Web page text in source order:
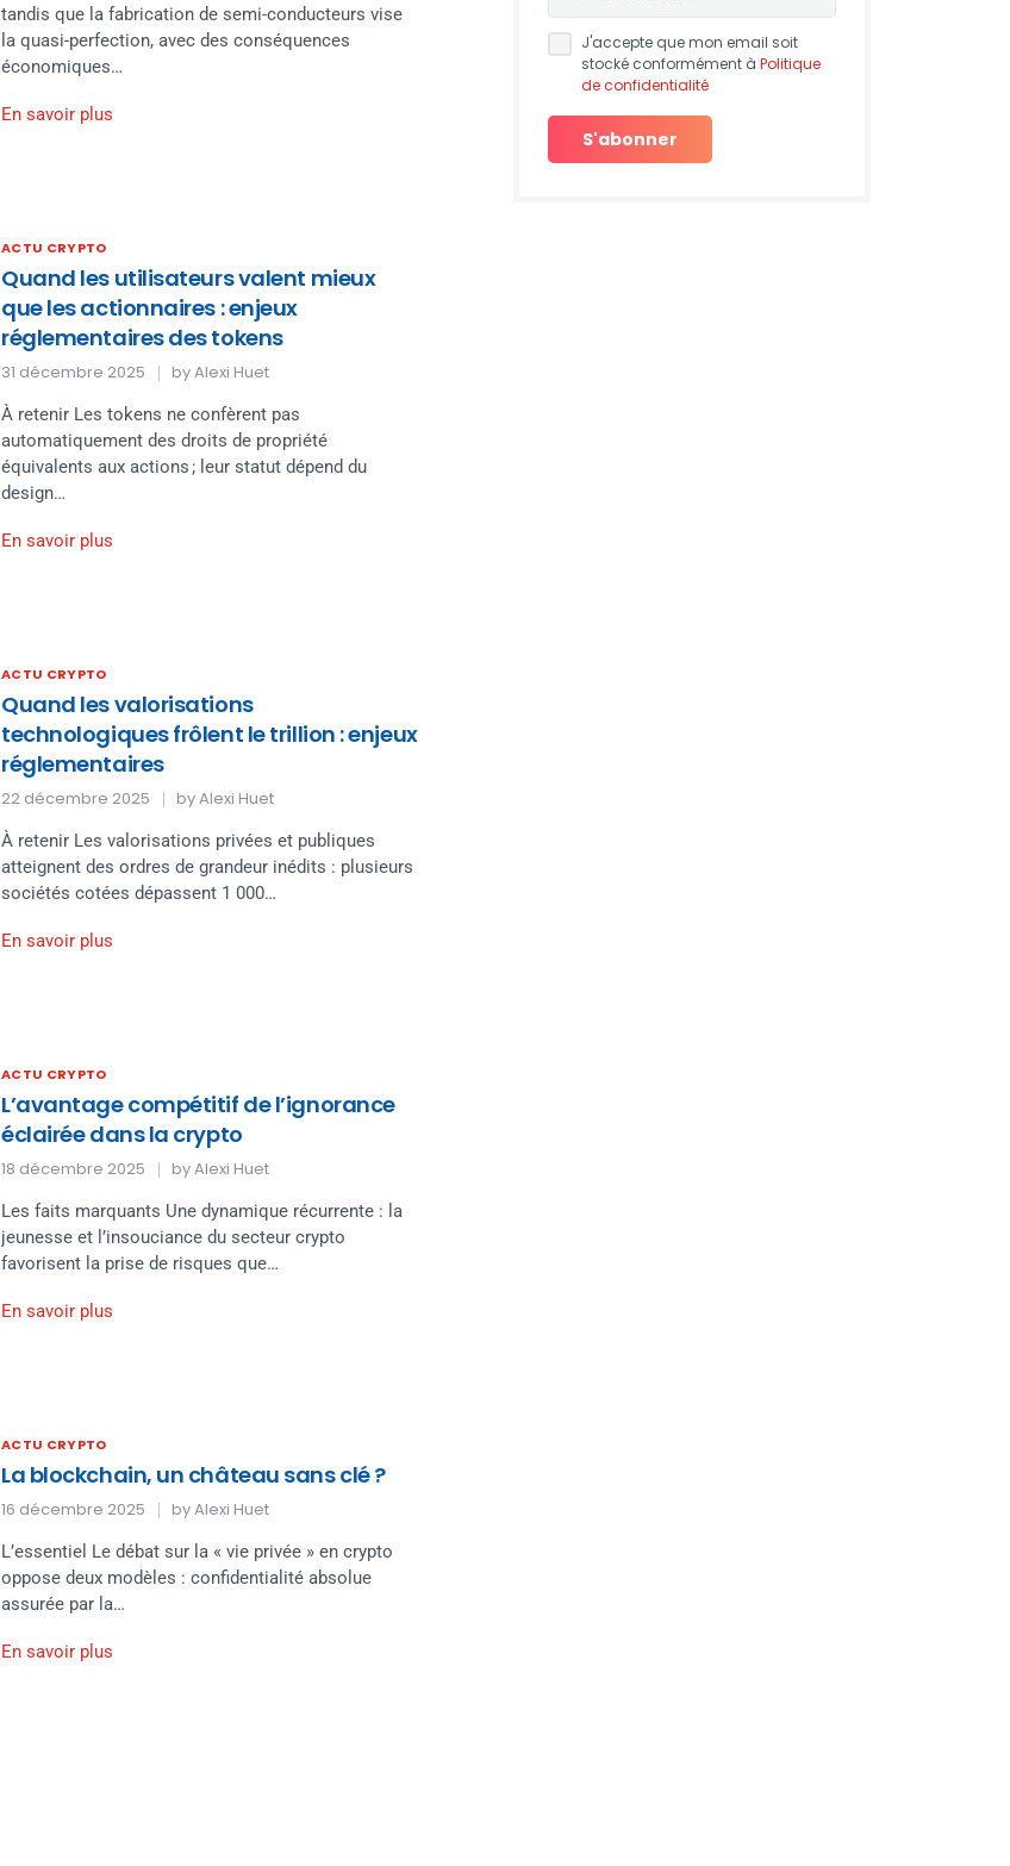
tandis que la fabrication de semi-conducteurs vise
la quasi-perfection, avec des conséquences
économiques…
En savoir plus
ACTU CRYPTO
Quand les utilisateurs valent mieux
que les actionnaires : enjeux
réglementaires des tokens
31 décembre 2025 byAlexi Huet
À retenir Les tokens ne confèrent pas
automatiquement des droits de propriété
équivalents aux actions ; leur statut dépend du
design…
En savoir plus
ACTU CRYPTO
Quand les valorisations
technologiques frôlent le trillion : enjeux
réglementaires
22 décembre 2025 byAlexi Huet
À retenir Les valorisations privées et publiques
atteignent des ordres de grandeur inédits : plusieurs
sociétés cotées dépassent 1 000…
En savoir plus
ACTU CRYPTO
L’avantage compétitif de l’ignorance
éclairée dans la crypto
18 décembre 2025 byAlexi Huet
Les faits marquants Une dynamique récurrente : la
jeunesse et l’insouciance du secteur crypto
favorisent la prise de risques que…
En savoir plus
ACTU CRYPTO
La blockchain, un château sans clé ?
16 décembre 2025 byAlexi Huet
L’essentiel Le débat sur la « vie privée » en crypto
oppose deux modèles : confidentialité absolue
assurée par la…
En savoir plus
J'accepte que mon email soit
stocké conformément à Politique
de confidentialité